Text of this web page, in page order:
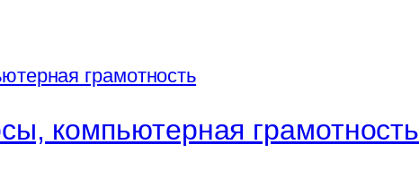
компьютерная грамотность